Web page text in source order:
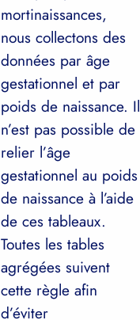
mortinaissances,
nous collectons des
données par âge
gestationnel et par
poids de naissance. Il
n’est pas possible de
relier l’âge
gestationnel au poids
de naissance à l’aide
de ces tableaux.
Toutes les tables
agrégées suivent
cette règle afin
d’éviter